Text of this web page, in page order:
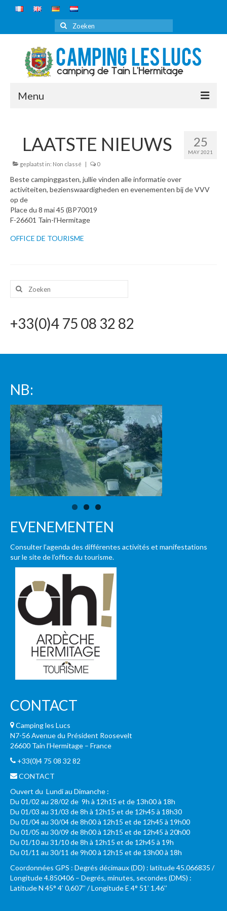
Zoeken
Menu
CAMPING
ONTDEKKEN
PREISE 2026
BOEKEN
25
MAY 2021
LAATSTE NIEUWS
geplaatst in: Non classé | 0
Beste campinggasten, jullie vinden alle informatie over
activiteiten, bezienswaardigheden en evenementen bij de VVV
op de
Place du 8 mai 45 (BP70019
F-26601 Tain-l’Hermitage
OFFICE DE TOURISME
Zoeken
naar:
+33(0)4 75 08 32 82
NB:
EVENEMENTEN
Consulter l’agenda des différentes activités et manifestations
sur le site de l’office du tourisme.
CONTACT
Camping les Lucs
N7-56 Avenue du Président Roosevelt
26600 Tain l’Hermitage – France
+33(0)4 75 08 32 82
CONTACT
Ouvert du Lundi au Dimanche :
Du 01/02 au 28/02 de 9h à 12h15 et de 13h00 à 18h
Du 01/03 au 31/03 de 8h à 12h15 et de 12h45 à 18h30
Du 01/04 au 30/04 de 8h00 à 12h15 et de 12h45 à 19h00
Du 01/05 au 30/09 de 8h00 à 12h15 et de 12h45 à 20h00
Du 01/10 au 31/10 de 8h à 12h15 et de 12h45 à 19h
Du 01/11 au 30/11 de 9h00 à 12h15 et de 13h00 à 18h
Coordonnées GPS : Degrés décimaux (DD) : latitude 45.066835 /
Longitude 4.850406 – Degrés, minutes, secondes (DMS) :
Latitude N 45° 4’ 0,607’’ / Longitude E 4° 51’ 1.46’’